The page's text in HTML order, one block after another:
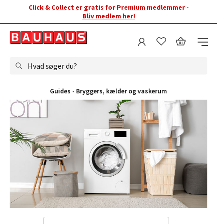
Click & Collect er gratis for Premium medlemmer -
Bliv medlem her!
Hvad søger du?
Guides - Bryggers, kælder og vaskerum